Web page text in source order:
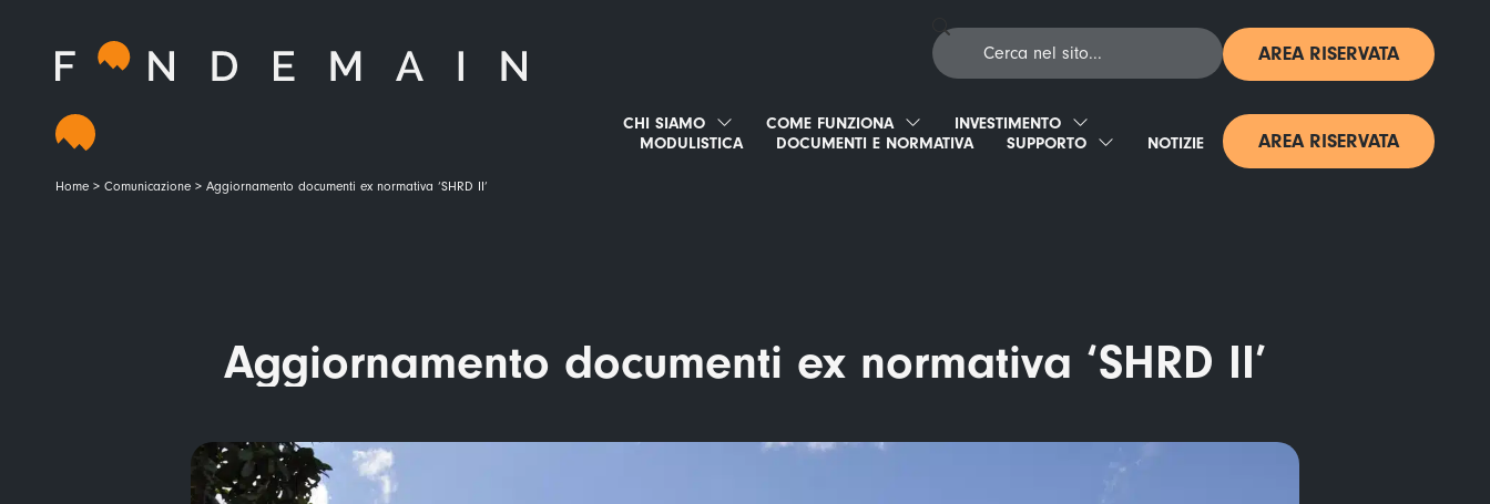
AREA RISERVATA
CHI SIAMO COME FUNZIONA
INVESTIMENTO
MODULISTICA
DOCUMENTI E NORMATIVA SUPPORTO NOTIZIE AREA RISERVATA
Home > Comunicazione > Aggiornamento documenti ex normativa ‘SHRD II’
Aggiornamento documenti ex normativa ‘SHRD II’